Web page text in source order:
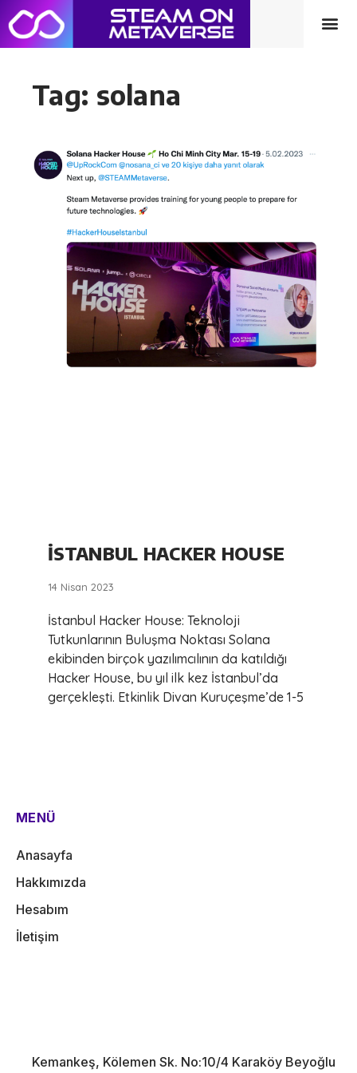
Tag: solana
İSTANBUL HACKER HOUSE
14 Nisan 2023
İstanbul Hacker House: Teknoloji
Tutkunlarının Buluşma Noktası Solana
ekibinden birçok yazılımcılının da katıldığı
Hacker House, bu yıl ilk kez İstanbul’da
gerçekleşti. Etkinlik Divan Kuruçeşme’de 1-5
MENÜ
Anasayfa
Hakkımızda
Hesabım
İletişim
Kemankeş, Kölemen Sk. No:10/4 Karaköy Beyoğlu